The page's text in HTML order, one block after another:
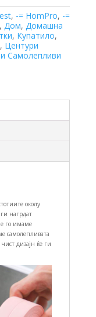
, -= HomPro, -=
Дом, Домашна
, Купатило,
, Центури
Самолепливи
околу
нагрдат
го имаме
самолепливата
чист дизајн ќе ги